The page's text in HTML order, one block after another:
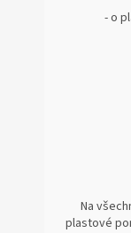
- o
Na
plastové